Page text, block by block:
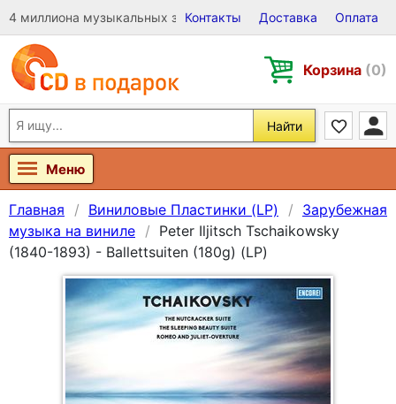
4 миллиона музыкальных записей на Виниле, CD и DVD
Контакты Доставка Оплата
Корзина (0)
Найти
Меню
Главная Виниловые Пластинки (LP)
Зарубежная
музыка на виниле
Peter Iljitsch Tschaikowsky
(1840-1893) - Ballettsuiten (180g) (LP)